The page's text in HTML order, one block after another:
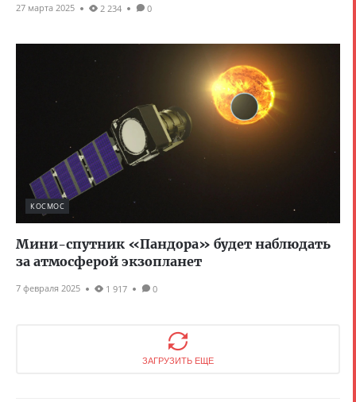
27 марта 2025 2 234 0
КОСМОС
Мини-спутник «Пандора» будет наблюдать
за атмосферой экзопланет
7 февраля 2025 1 917 0
ЗАГРУЗИТЬ ЕЩЕ